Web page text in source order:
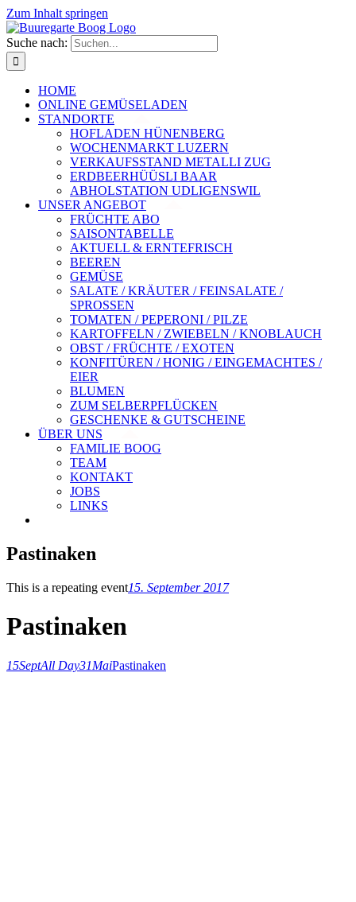
Zum Inhalt springen
Suche nach:
HOME
ONLINE GEMÜSELADEN
STANDORTE
HOFLADEN HÜNENBERG
WOCHENMARKT LUZERN
VERKAUFSSTAND METALLI ZUG
ERDBEERHÜÜSLI BAAR
ABHOLSTATION UDLIGENSWIL
UNSER ANGEBOT
FRÜCHTE ABO
SAISONTABELLE
AKTUELL & ERNTEFRISCH
BEEREN
GEMÜSE
SALATE / KRÄUTER / FEINSALATE /
SPROSSEN
TOMATEN / PEPERONI / PILZE
KARTOFFELN / ZWIEBELN / KNOBLAUCH
OBST / FRÜCHTE / EXOTEN
KONFITÜREN / HONIG / EINGEMACHTES /
EIER
BLUMEN
ZUM SELBERPFLÜCKEN
GESCHENKE & GUTSCHEINE
ÜBER UNS
FAMILIE BOOG
TEAM
KONTAKT
JOBS
LINKS
Pastinaken
This is a repeating event15. September 2017
Pastinaken
15SeptAll Day31MaiPastinaken